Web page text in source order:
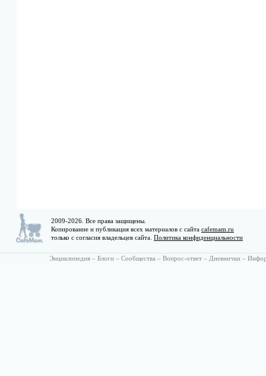
2009-2026. Все права защищены.
Копирование и публикация всех материалов с сайта cafemam.ru
только с согласия владельцев сайта. Политика конфиденциальности
Энциклопедия – Блоги – Сообщества – Вопрос-ответ – Дневнички –